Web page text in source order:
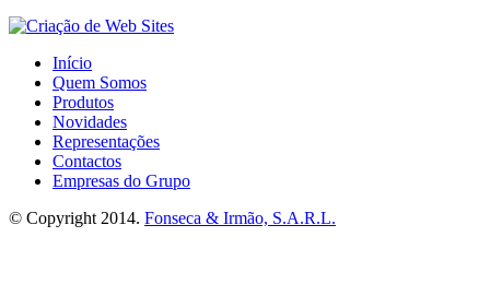
Início
Quem Somos
Produtos
Novidades
Representações
Contactos
Empresas do Grupo
© Copyright 2014. Fonseca & Irmão, S.A.R.L.